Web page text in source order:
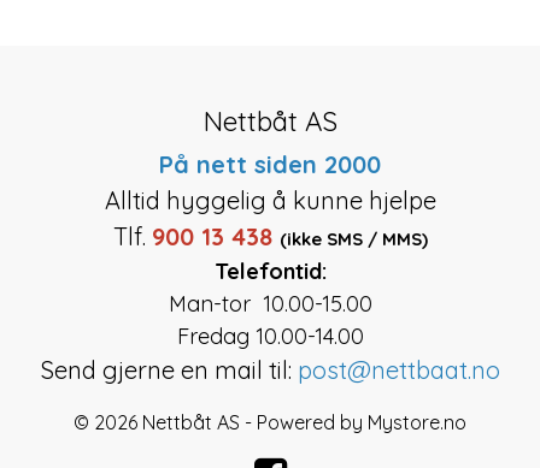
Nettbåt AS
På nett siden 2000
Alltid hyggelig å kunne hjelpe
Tlf. 900 13 438 (ikke SMS / MMS)
Telefontid:
Man-tor 10.00-15.00
Fredag 10.00-14.00
Send gjerne en mail til: post@nettbaat.no
© 2026 Nettbåt AS - Powered by Mystore.no